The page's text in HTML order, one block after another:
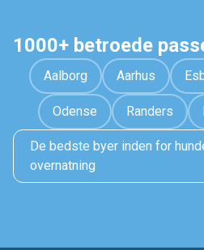
1000+ betroede
Aalborg Aarhus
Odense Randers
De bedste byer inden for
overnatning